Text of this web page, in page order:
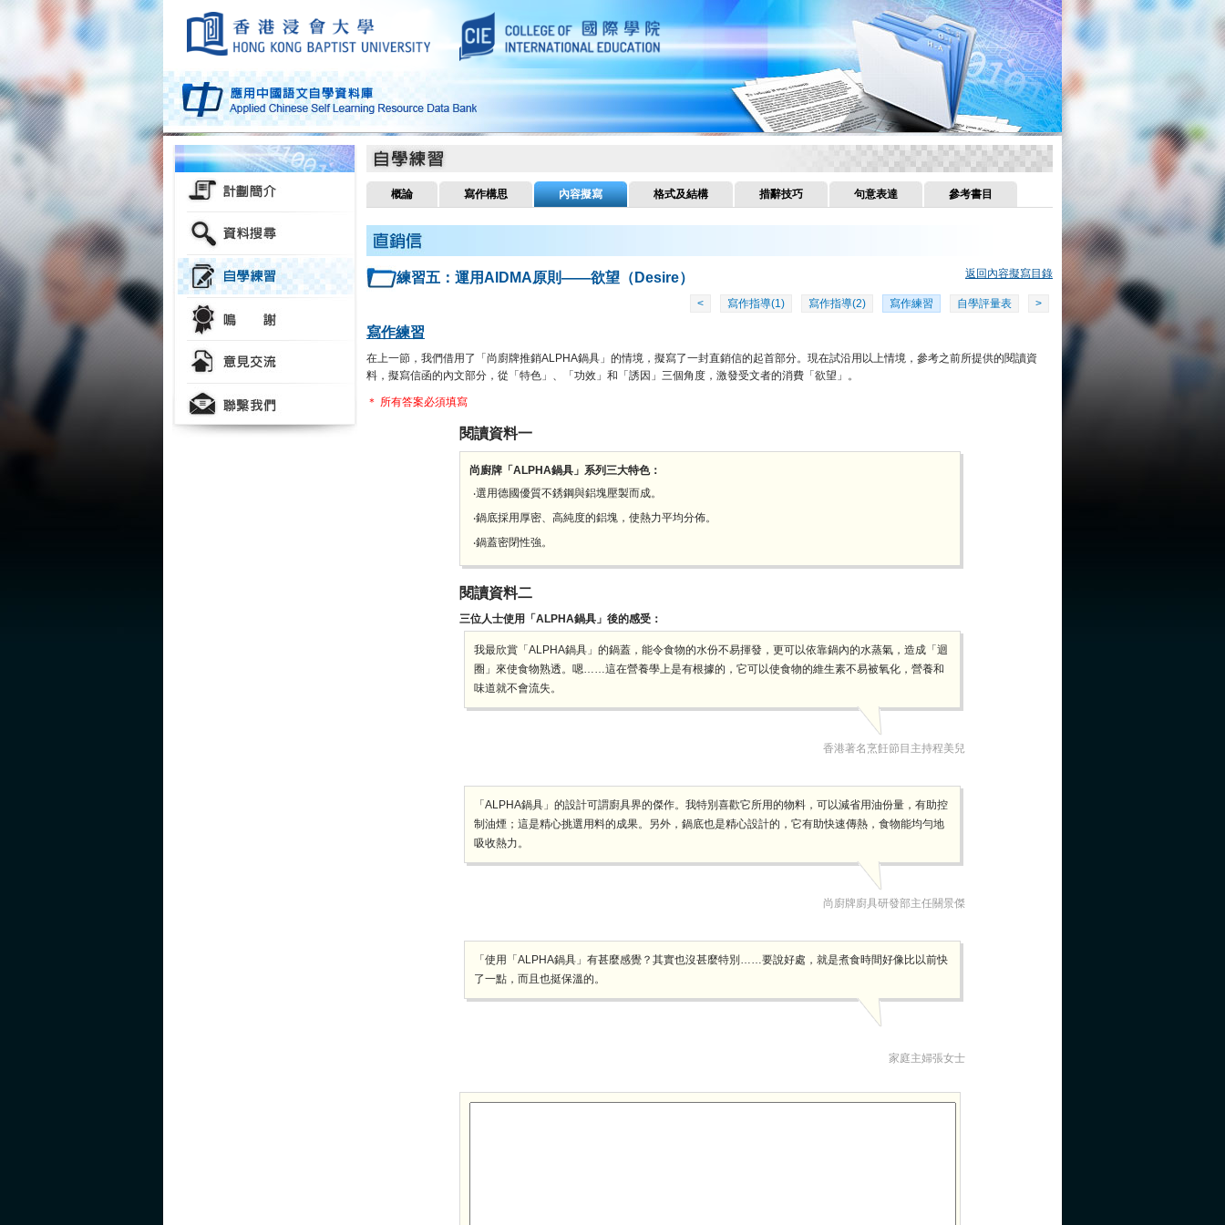
概論 寫作構思 內容擬寫 格式及結構 措辭技巧 句意表達 參考書目
練習五：運用AIDMA原則——欲望（Desire） 返回內容擬寫目錄
< 寫作指導(1) 寫作指導(2) 寫作練習 自學評量表 >
寫作練習
在上一節，我們借用了「尚廚牌推銷ALPHA鍋具」的情境，擬寫了一封直銷信的起首部分。現在試沿用以上情境，參考之前所提供的閱讀資
料，擬寫信函的內文部分，從「特色」、「功效」和「誘因」三個角度，激發受文者的消費「欲望」。
＊ 所有答案必須填寫
閱讀資料一
尚廚牌「ALPHA鍋具」系列三大特色：
‧選用德國優質不銹鋼與鋁塊壓製而成。
‧鍋底採用厚密、高純度的鋁塊，使熱力平均分佈。
‧鍋蓋密閉性強。
閱讀資料二
三位人士使用「ALPHA鍋具」後的感受：
我最欣賞「ALPHA鍋具」的鍋蓋，能令食物的水份不易揮發，更可以依靠鍋內的水蒸氣，造成「迴
圈」來使食物熟透。嗯……這在營養學上是有根據的，它可以使食物的維生素不易被氧化，營養和
味道就不會流失。
香港著名烹飪節目主持程美兒
「ALPHA鍋具」的設計可謂廚具界的傑作。我特別喜歡它所用的物料，可以減省用油份量，有助控
制油煙；這是精心挑選用料的成果。另外，鍋底也是精心設計的，它有助快速傳熱，食物能均勻地
吸收熱力。
尚廚牌廚具研發部主任關景傑
「使用「ALPHA鍋具」有甚麼感覺？其實也沒甚麼特別……要說好處，就是煮食時間好像比以前快
了一點，而且也挺保溫的。
家庭主婦張女士